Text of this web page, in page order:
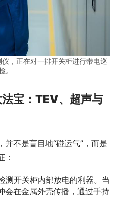
，正在对一排开关柜进行带电巡
。
宝：TEV、超声与
不是盲目地“碰运气”，而是
：
测开关柜内部放电的利器。当
会在金属外壳传播，通过手持